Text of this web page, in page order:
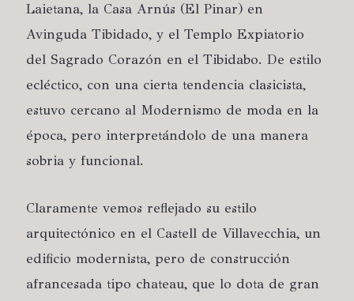
Laietana, la Casa Arnús (El Pinar) en
Avinguda Tibidado, y el Templo Expiatorio
del Sagrado Corazón en el Tibidabo. De estilo
ecléctico, con una cierta tendencia clasicista,
estuvo cercano al Modernismo de moda en la
época, pero interpretándolo de una manera
sobria y funcional.
Claramente vemos reflejado su estilo
arquitectónico en el Castell de Villavecchia, un
edificio modernista, pero de construcción
afrancesada tipo chateau, que lo dota de gran